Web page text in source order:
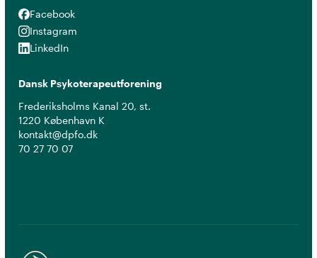
Facebook
Facebook
Instagram
Instagram
LinkedIn
LinkedIn
Dansk Psykoterapeutforening
Frederiksholms Kanal 20, st.
1220 København K
kontakt@dpfo.dk
70 27 70 07